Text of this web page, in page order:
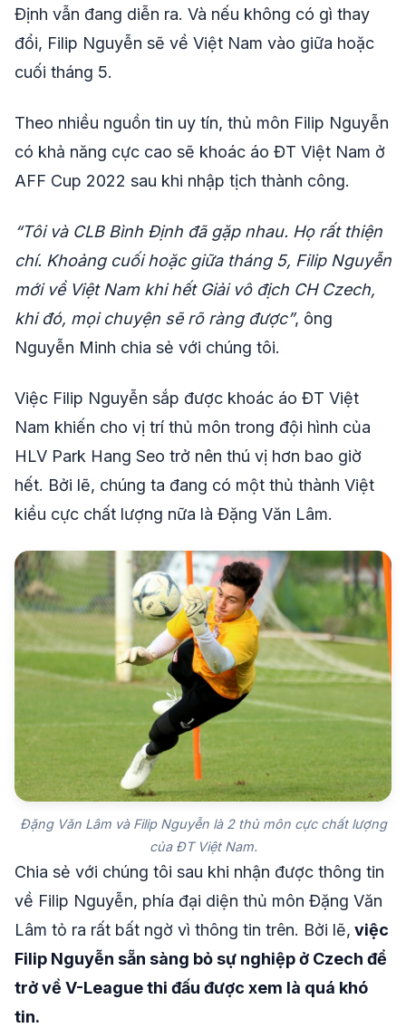
Định vẫn đang diễn ra. Và nếu không có gì thay
đổi, Filip Nguyễn sẽ về Việt Nam vào giữa hoặc
cuối tháng 5.
Theo nhiều nguồn tin uy tín, thủ môn Filip Nguyễn
có khả năng cực cao sẽ khoác áo ĐT Việt Nam ở
AFF Cup 2022 sau khi nhập tịch thành công.
“Tôi và CLB Bình Định đã gặp nhau. Họ rất thiện
chí. Khoảng cuối hoặc giữa tháng 5, Filip Nguyễn
mới về Việt Nam khi hết Giải vô địch CH Czech,
khi đó, mọi chuyện sẽ rõ ràng được”, ông
Nguyễn Minh chia sẻ với chúng tôi.
Việc Filip Nguyễn sắp được khoác áo ĐT Việt
Nam khiến cho vị trí thủ môn trong đội hình của
HLV Park Hang Seo trở nên thú vị hơn bao giờ
hết. Bởi lẽ, chúng ta đang có một thủ thành Việt
kiều cực chất lượng nữa là Đặng Văn Lâm.
Đặng Văn Lâm và Filip Nguyễn là 2 thủ môn cực chất lượng
của ĐT Việt Nam.
Chia sẻ với chúng tôi sau khi nhận được thông tin
về Filip Nguyễn, phía đại diện thủ môn Đặng Văn
Lâm tỏ ra rất bất ngờ vì thông tin trên. Bởi lẽ, việc
Filip Nguyễn sẵn sàng bỏ sự nghiệp ở Czech để
trở về V-League thi đấu được xem là quá khó
tin.